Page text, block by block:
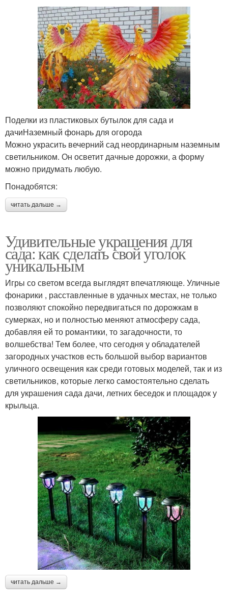
Поделки из пластиковых бутылок для сада и
дачиНаземный фонарь для огорода
Можно украсить вечерний сад неординарным наземным
светильником. Он осветит дачные дорожки, а форму
можно придумать любую.
Понадобятся:
читать дальше →
Удивительные украшения для
сада: как сделать свой уголок
уникальным
Игры со светом всегда выглядят впечатляюще. Уличные
фонарики , расставленные в удачных местах, не только
позволяют спокойно передвигаться по дорожкам в
сумерках, но и полностью меняют атмосферу сада,
добавляя ей то романтики, то загадочности, то
волшебства! Тем более, что сегодня у обладателей
загородных участков есть большой выбор вариантов
уличного освещения как среди готовых моделей, так и из
светильников, которые легко самостоятельно сделать
для украшения сада дачи, летних беседок и площадок у
крыльца.
читать дальше →